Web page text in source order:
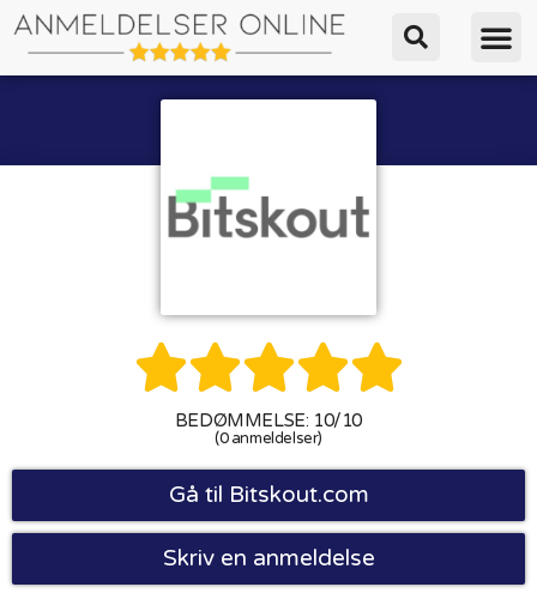

BEDØMMELSE: 10/10
(0 anmeldelser)
Gå til Bitskout.com
Skriv en anmeldelse